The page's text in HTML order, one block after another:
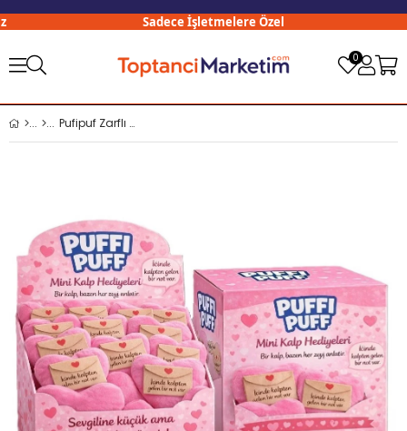
Sadece İşletmelere Özel
0
Pufipuf Zarflı Mini Kalp Yastık